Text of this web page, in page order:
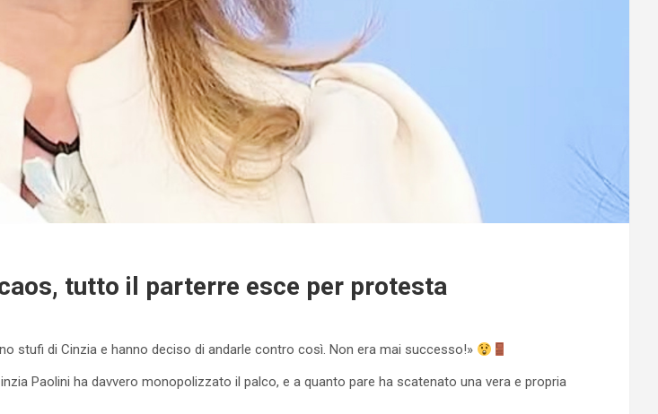
tutto il parterre esce per protesta
stufi di Cinzia e hanno deciso di andarle contro così. Non era mai successo!»
Paolini ha davvero monopolizzato il palco, e a quanto pare ha scatenato una vera e propria